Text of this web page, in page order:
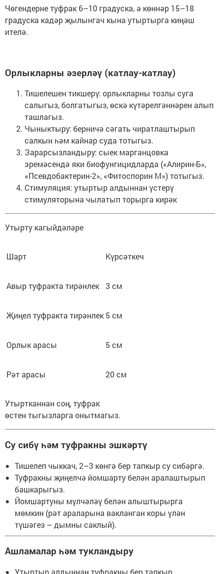
Чөгендерне туфрак 6–10 градуска, ә көннәр 15–18
градуска кадәр җылынгач кына утыртырга киңәш
ителә.
Орлыкларны әзерләү (катлау-катлау)
Тишелешен тикшерү: орлыкларны тозлы суга
салыгыз, болгатыгыз, өскә күтәрелгәннәрен алып
ташлагыз.
Чыныктыру: берничә сәгать чиратлаштырып
салкын һәм кайнар суда тотыгыз.
Зарарсызландыру: сыек марганцовка
эремәсендә яки биофунгицидларда («Алирин-Б»,
«Псевдобактерин-2», «Фитоспорин М») тотыгыз.
Стимуляция: утыртыр алдыннан үстерү
стимуляторына чылатып торырга кирәк
Утырту кагыйдәләре
Шарт Күрсәткеч
Авыр туфракта тирәнлек 3 см
Җиңел туфракта тирәнлек 5 см
Орлык арасы 5 см
Рәт арасы 20 см
Утыртканнан соң, туфрак
өстен тыгызларга онытмагыз.
Су сибү һәм туфракны эшкәртү
Тишелеп чыккач, 2–3 көнгә бер тапкыр су сибәргә.
Туфракны җиңелчә йомшарту белән аралаштырып
башкарыгыз.
Йомшартуны мүлчәләү белән алыштырырга
мөмкин (рәт араларына вакланган коры үлән
түшәгез – дымны саклый).
Ашламалар һәм тукландыру
Утыртыр алдыннан туфракны бер тапкыр